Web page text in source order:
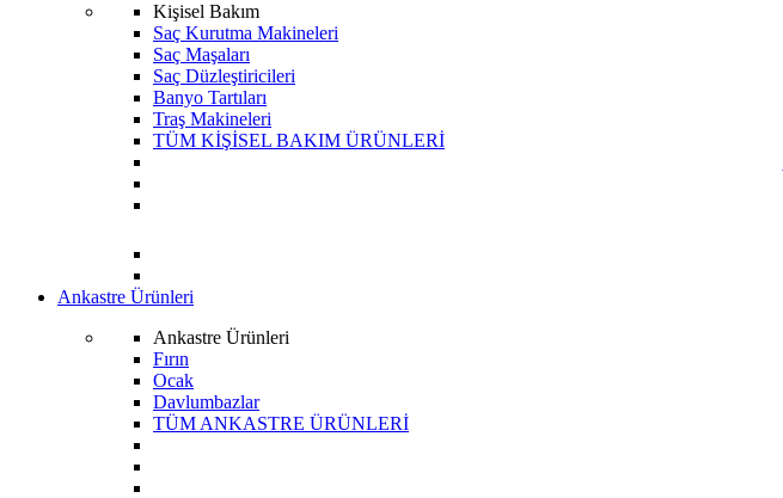
Kişisel Bakım
Saç Kurutma Makineleri
Saç Maşaları
Saç Düzleştiricileri
Banyo Tartıları
Traş Makineleri
TÜM KİŞİSEL BAKIM ÜRÜNLERİ
Ankastre Ürünleri
Ankastre Ürünleri
Fırın
Ocak
Davlumbazlar
TÜM ANKASTRE ÜRÜNLERİ